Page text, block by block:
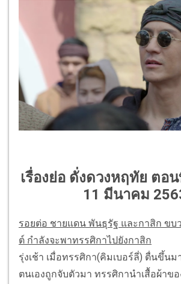
เรื่องย่อ ดั่งดวงหฤทัย ตอ
11 มีนาคม
รอยต่อ ชายแดน พันธุรัฐ และกาสิก ขบ
ต์ กำลังจะพาทรรศิกาไปยังกาสิก
รุ่งเช้า เมื่อทรรศิกา(คิมเบอร์ลี่) ตื่นขึ้นม
ตนเองถูกจับตัวมา ทรรศิกานำเสื้อผ้าขอ